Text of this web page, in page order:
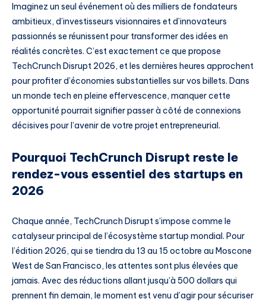
Imaginez un seul événement où des milliers de fondateurs
ambitieux, d’investisseurs visionnaires et d’innovateurs
passionnés se réunissent pour transformer des idées en
réalités concrètes. C’est exactement ce que propose
TechCrunch Disrupt 2026, et les dernières heures approchent
pour profiter d’économies substantielles sur vos billets. Dans
un monde tech en pleine effervescence, manquer cette
opportunité pourrait signifier passer à côté de connexions
décisives pour l’avenir de votre projet entrepreneurial.
Pourquoi TechCrunch Disrupt reste le
rendez-vous essentiel des startups en
2026
Chaque année, TechCrunch Disrupt s’impose comme le
catalyseur principal de l’écosystème startup mondial. Pour
l’édition 2026, qui se tiendra du 13 au 15 octobre au Moscone
West de San Francisco, les attentes sont plus élevées que
jamais. Avec des réductions allant jusqu’à 500 dollars qui
prennent fin demain, le moment est venu d’agir pour sécuriser